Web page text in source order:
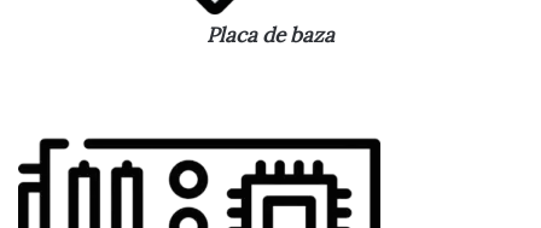
Placa de baza